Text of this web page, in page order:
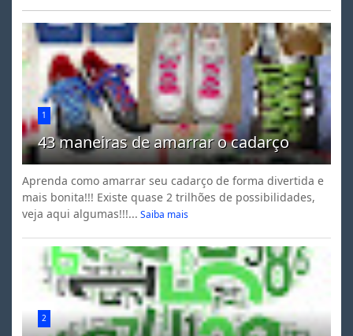
1
43 maneiras de amarrar o cadarço
Aprenda como amarrar seu cadarço de forma divertida e
mais bonita!!! Existe quase 2 trilhões de possibilidades,
veja aqui algumas!!!... Saiba mais
2